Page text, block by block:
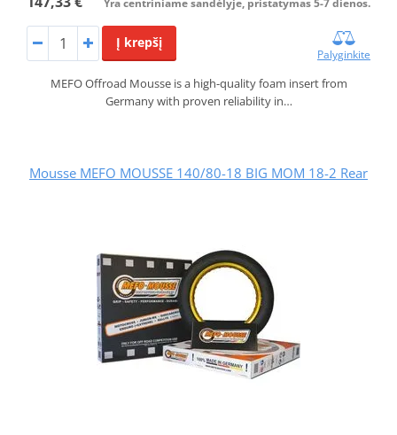
Į krepšį
Palyginkite
MEFO Offroad Mousse is a high-quality foam insert from
Germany with proven reliability in…
Mousse MEFO MOUSSE 140/80-18 BIG MOM 18-2 Rear